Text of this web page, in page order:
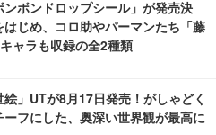
ンボンドロップシール」が発売決
はじめ、コロ助やパーマンたち「藤
ャラも収録の全2種類
絵」UTが8月17日発売！がしゃどく
ーフにした、奥深い世界観が最高に